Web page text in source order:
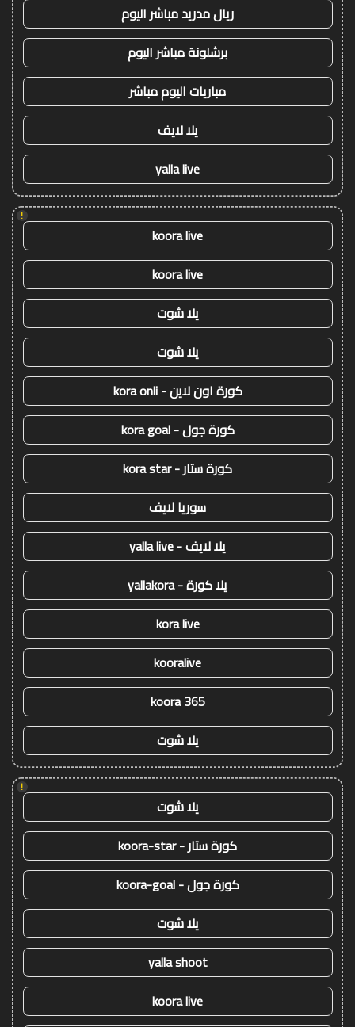
ريال مدريد مباشر اليوم
برشلونة مباشر اليوم
مباريات اليوم مباشر
يلا لايف
yalla live
!
koora live
koora live
يلا شوت
يلا شوت
كورة اون لاين - kora onli
كورة جول - kora goal
كورة ستار - kora star
سوريا لايف
يلا لايف - yalla live
يلا كورة - yallakora
kora live
kooralive
koora 365
يلا شوت
!
يلا شوت
كورة ستار - koora-star
كورة جول - koora-goal
يلا شوت
yalla shoot
koora live